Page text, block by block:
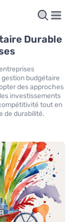
Durable
budgétaire
des approches
investissements
tout en
de durabilité.